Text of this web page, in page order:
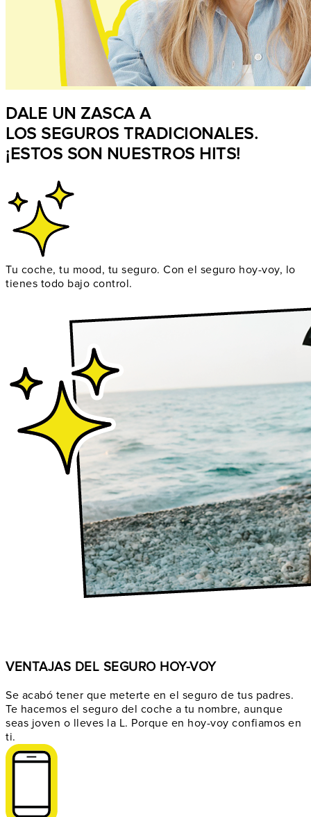
DALE UN ZASCA A
LOS SEGUROS TRADICIONALES.
¡ESTOS SON NUESTROS HITS!
Tu coche, tu mood, tu seguro. Con el seguro hoy-voy, lo
tienes todo bajo control.
VENTAJAS DEL SEGURO HOY-VOY
Se acabó tener que meterte en el seguro de tus padres.
Te hacemos el seguro del coche a tu nombre, aunque
seas joven o lleves la L. Porque en hoy-voy confiamos en
ti.